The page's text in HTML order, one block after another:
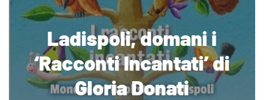
Ladispoli, domani i
‘Racconti Incantati’ di
Gloria Donati